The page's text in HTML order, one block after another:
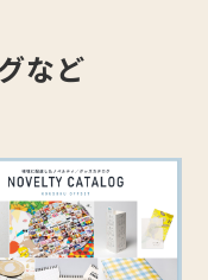
など